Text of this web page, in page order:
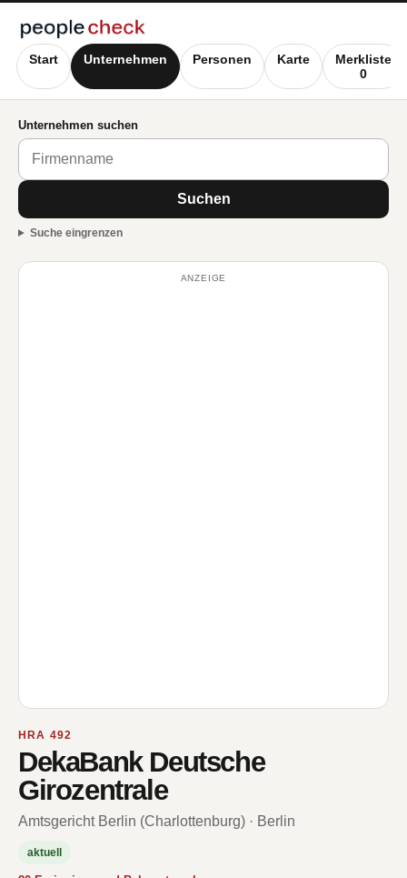
Start Unternehmen Personen Karte
Merkliste
0
Unternehmen suchen
Suchen
Suche eingrenzen
ANZEIGE
HRA 492
DekaBank Deutsche
Girozentrale
Amtsgericht Berlin (Charlottenburg) · Berlin
aktuell